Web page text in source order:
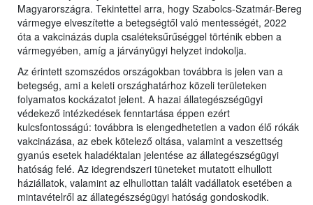
Magyarországra. Tekintettel arra, hogy Szabolcs-Szatmár-Bereg
vármegye elveszítette a betegségtől való mentességét, 2022
óta a vakcinázás dupla csaléteksűrűséggel történik ebben a
vármegyében, amíg a járványügyi helyzet indokolja.
Az érintett szomszédos országokban továbbra is jelen van a
betegség, ami a keleti országhatárhoz közeli területeken
folyamatos kockázatot jelent. A hazai állategészségügyi
védekező intézkedések fenntartása éppen ezért
kulcsfontosságú: továbbra is elengedhetetlen a vadon élő rókák
vakcinázása, az ebek kötelező oltása, valamint a veszettség
gyanús esetek haladéktalan jelentése az állategészségügyi
hatóság felé. Az idegrendszeri tüneteket mutatott elhullott
háziállatok, valamint az elhullottan talált vadállatok esetében a
mintavételről az állategészségügyi hatóság gondoskodik.